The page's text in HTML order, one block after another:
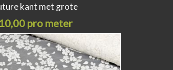
kant met grote
pro meter